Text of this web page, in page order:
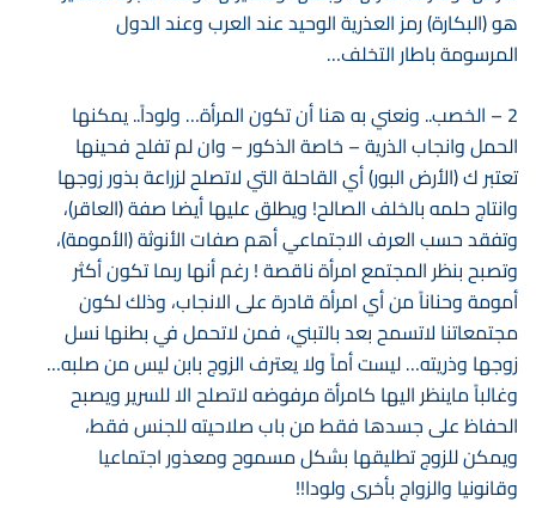
هو (البكارة) رمز العذرية الوحيد عند العرب وعند الدول
المرسومة باطار التخلف…
2 – الخصب.. ونعني به هنا أن تكون المرأة… ولوداً.. يمكنها
الحمل وانجاب الذرية – خاصة الذكور – وان لم تفلح فحينها
تعتبر ك (الأرض البور) أي القاحلة التي لاتصلح لزراعة بذور زوجها
وانتاج حلمه بالخلف الصالح! ويطلق عليها أيضا صفة (العاقر)،
وتفقد حسب العرف الاجتماعي أهم صفات الأنوثة (الأمومة)،
وتصبح بنظر المجتمع امرأة ناقصة ! رغم أنها ربما تكون أكثر
أمومة وحناناً من أي امرأة قادرة على الانجاب، وذلك لكون
مجتمعاتنا لاتسمح بعد بالتبني، فمن لاتحمل في بطنها نسل
زوجها وذريته… ليست أماً ولا يعترف الزوج بابن ليس من صلبه…
وغالباً ماينظر اليها كامرأة مرفوضه لاتصلح الا للسرير ويصبح
الحفاظ على جسدها فقط من باب صلاحيته للجنس فقط،
ويمكن للزوج تطليقها بشكل مسموح ومعذور اجتماعيا
وقانونيا والزواج بأخرى ولودا!!